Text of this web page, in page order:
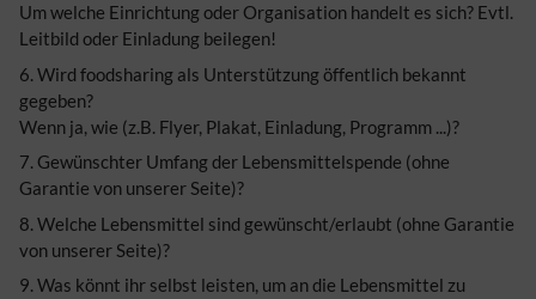
Um welche Einrichtung oder Organisation handelt es sich? Evtl.
Leitbild oder Einladung beilegen!
6. Wird foodsharing als Unterstützung öffentlich bekannt
gegeben?
Wenn ja, wie (z.B. Flyer, Plakat, Einladung, Programm ...)?
7. Gewünschter Umfang der Lebensmittelspende (ohne
Garantie von unserer Seite)?
8. Welche Lebensmittel sind gewünscht/erlaubt (ohne Garantie
von unserer Seite)?
9. Was könnt ihr selbst leisten, um an die Lebensmittel zu